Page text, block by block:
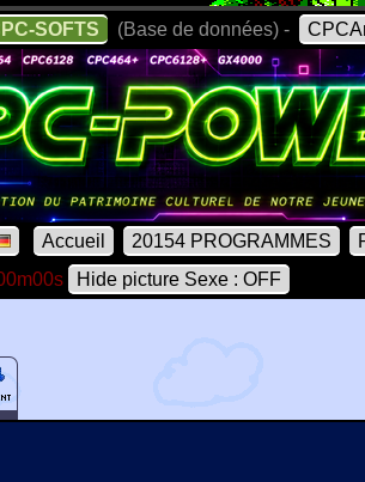
SOFTS (Base de données) -
Accueil 20154 PROGRAMMES
Hide picture Sexe : OFF